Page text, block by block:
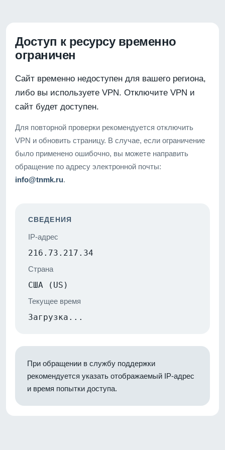
Доступ к ресурсу временно
ограничен
Сайт временно недоступен для вашего региона,
либо вы используете VPN. Отключите VPN и
сайт будет доступен.
Для повторной проверки рекомендуется отключить
VPN и обновить страницу. В случае, если ограничение
было применено ошибочно, вы можете направить
обращение по адресу электронной почты:
info@tnmk.ru.
СВЕДЕНИЯ
IP-адрес
216.73.217.34
Страна
США (US)
Текущее время
Загрузка...
При обращении в службу поддержки
рекомендуется указать отображаемый IP-адрес
и время попытки доступа.